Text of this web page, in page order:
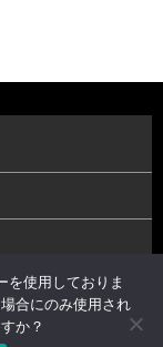
Reserved.
を使用しておりま
合にのみ使用され
か？